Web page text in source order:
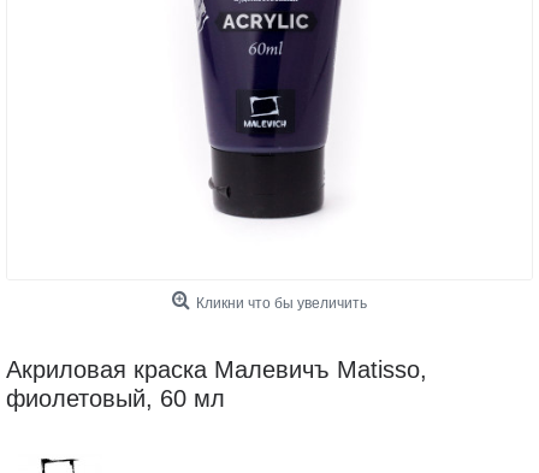
Кликни что бы увеличить
Акриловая краска Малевичъ Matisso,
фиолетовый, 60 мл